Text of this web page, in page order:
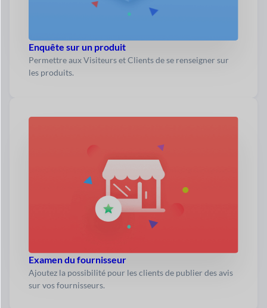
Enquête sur un produit
Permettre aux Visiteurs et Clients de se renseigner sur
les produits.
Examen du fournisseur
Ajoutez la possibilité pour les clients de publier des avis
sur vos fournisseurs.